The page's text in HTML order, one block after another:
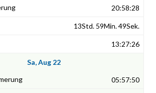
20:58:28
13Std. 59Min. 49Sek.
13:27:26
Sa, Aug 22
05:57:50